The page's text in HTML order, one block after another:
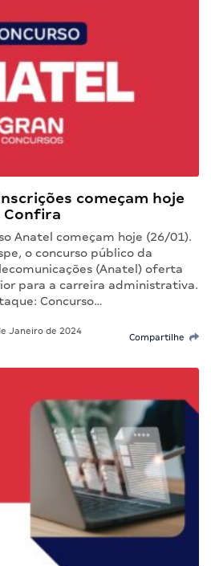
começam hoje
Confira
Anatel começam hoje (26/01).
o concurso público da
(Anatel) oferta
para a carreira administrativa.
Concurso…
Janeiro de 2024
Compartilhe